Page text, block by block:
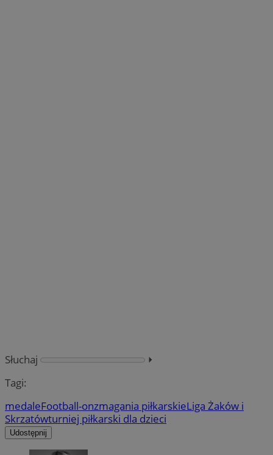
Słuchaj
⏵︎
Tagi:
medaleFootball-onzmagania piłkarskieLiga Żaków i
Skrzatówturniej piłkarski dla dzieci
Udostępnij